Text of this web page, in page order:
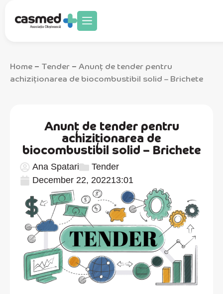
Home – Tender – Anunț de tender pentru
achiziționarea de biocombustibil solid – Brichete
Anunț de tender pentru
achiziționarea de
biocombustibil solid – Brichete
Ana Spatari
Tender
December 22, 202213:01